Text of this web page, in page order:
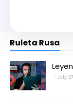
Ruleta Rusa
July